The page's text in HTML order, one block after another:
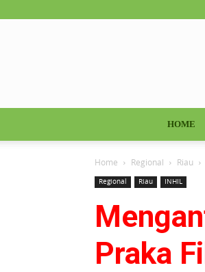
HOME
Home Regional Riau
Regional Riau INHIL
Praka